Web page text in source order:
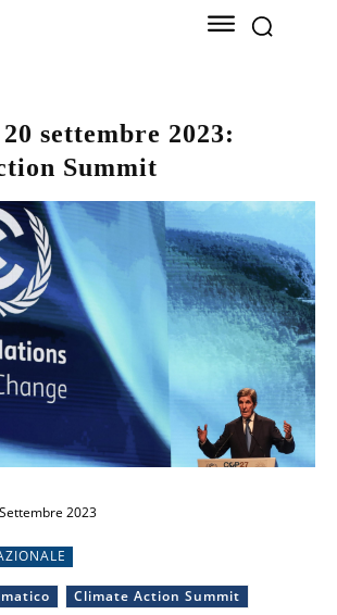
settembre 2023:
Summit
2023
Climate Action Summit